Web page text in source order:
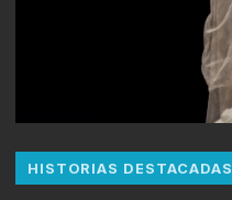
HISTORIAS DESTACADAS